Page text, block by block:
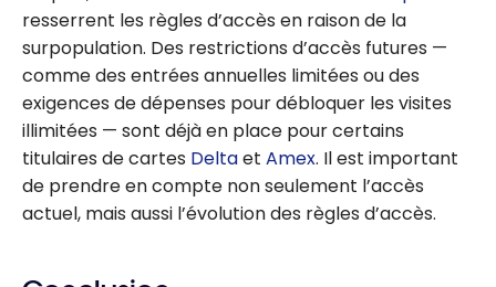
resserrent les règles d’accès en raison de la
surpopulation. Des restrictions d’accès futures —
comme des entrées annuelles limitées ou des
exigences de dépenses pour débloquer les visites
illimitées — sont déjà en place pour certains
titulaires de cartes Deltaet Amex. Il est important
de prendre en compte non seulement l’accès
actuel, mais aussi l’évolution des règles d’accès.